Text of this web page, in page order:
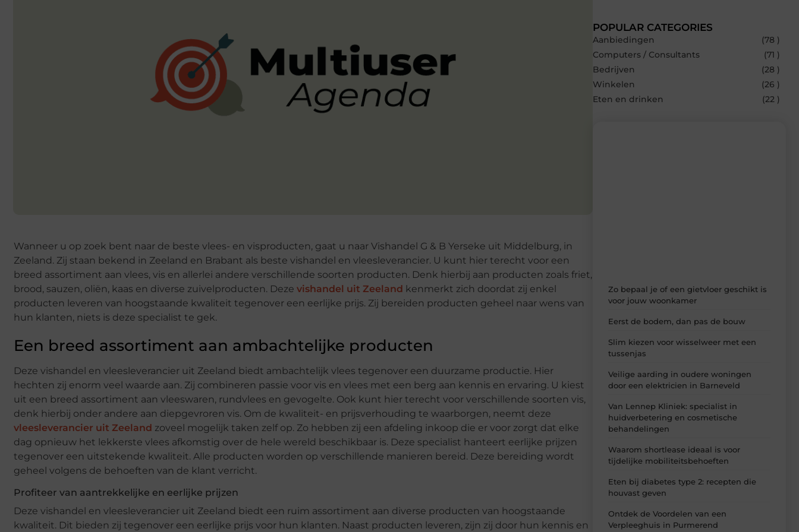
Wanneer u op zoek bent naar de beste vlees- en visproducten, gaat u naar Vishandel G & B Yerseke uit Middelburg, in
Zeeland. Zij staan bekend in Zeeland en Brabant als beste vishandel en vleesleverancier. U kunt hier terecht voor een
breed assortiment aan vlees, vis en allerlei andere verschillende soorten producten. Denk hierbij aan producten zoals friet,
brood, sauzen, oliën, kaas en diverse zuivelproducten. Deze vishandel uit Zeeland kenmerkt zich doordat zij enkel
producten leveren van hoogstaande kwaliteit tegenover een eerlijke prijs. Zij bereiden producten geheel naar wens van
hun klanten, niets is deze specialist te gek.
Een breed assortiment aan ambachtelijke producten
Deze vishandel en vleesleverancier uit Zeeland biedt ambachtelijk vlees tegenover een duurzame productie. Hier
hechten zij enorm veel waarde aan. Zij combineren passie voor vis en vlees met een berg aan kennis en ervaring. U kiest
uit een breed assortiment aan vleeswaren, rundvlees en gevogelte. Ook kunt hier terecht voor verschillende soorten vis,
denk hierbij onder andere aan diepgevroren vis. Om de kwaliteit- en prijsverhouding te waarborgen, neemt deze
vleesleverancier uit Zeeland zoveel mogelijk taken zelf op. Zo hebben zij een afdeling inkoop die er voor zorgt dat elke
dag opnieuw het lekkerste vlees afkomstig over de hele wereld beschikbaar is. Deze specialist hanteert eerlijke prijzen
tegenover een uitstekende kwaliteit. Alle producten worden op verschillende manieren bereid. Deze bereiding wordt
geheel volgens de behoeften van de klant verricht.
Profiteer van aantrekkelijke en eerlijke prijzen
Deze vishandel en vleesleverancier uit Zeeland biedt een ruim assortiment aan diverse producten van hoogstaande
kwaliteit. Dit bieden zij tegenover een eerlijke prijs voor hun klanten. Naast producten leveren, zijn zij door hun kennis en
POPULAR CATEGORIES
Aanbiedingen
(78 )
Computers / Consultants
(71 )
Bedrijven
(28 )
Winkelen
(26 )
Eten en drinken
(22 )
Zo bepaal je of een gietvloer geschikt is
voor jouw woonkamer
Eerst de bodem, dan pas de bouw
Slim kiezen voor wisselweer met een
tussenjas
Veilige aarding in oudere woningen
door een elektricien in Barneveld
Van Lennep Kliniek: specialist in
huidverbetering en cosmetische
behandelingen
Waarom shortlease ideaal is voor
tijdelijke mobiliteitsbehoeften
Eten bij diabetes type 2: recepten die
houvast geven
Ontdek de Voordelen van een
Verpleeghuis in Purmerend